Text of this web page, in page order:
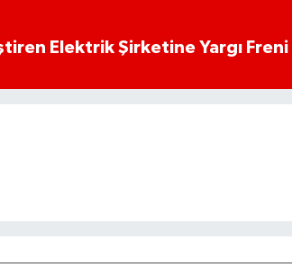
Elektrik Şirketine Yargı Freni